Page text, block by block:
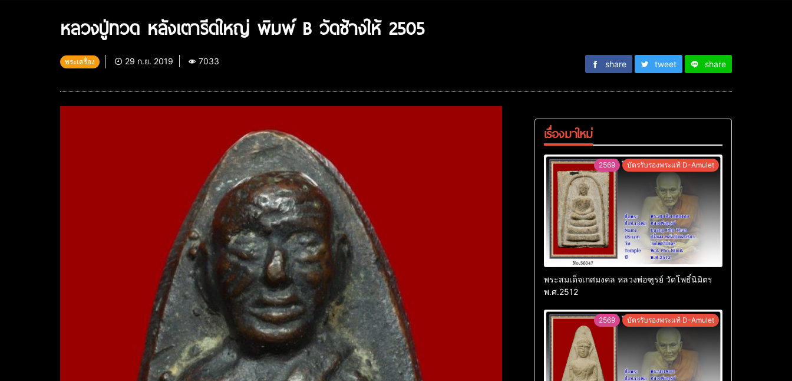
หลวงปู่ทวด หลังเตารีดใหญ่ พิมพ์ B วัดช้างให้ 2505
พระเครื่อง 29 ก.ย. 2019 7033 share tweet share
เรื่องมาใหม่
2569 บัตรรับรองพระแท้ D-Amulet
พระสมเด็จเกศมงคล หลวงพ่อฑูรย์ วัดโพธิ์นิมิตร
พ.ศ.2512
2569 บัตรรับรองพระแท้ D-Amulet